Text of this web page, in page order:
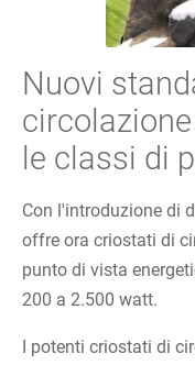
Nuovi
le classi di
Con l'introduzione di
offre ora criostati di
punto di vista
200 a 2.500 watt.
I potenti criostati di